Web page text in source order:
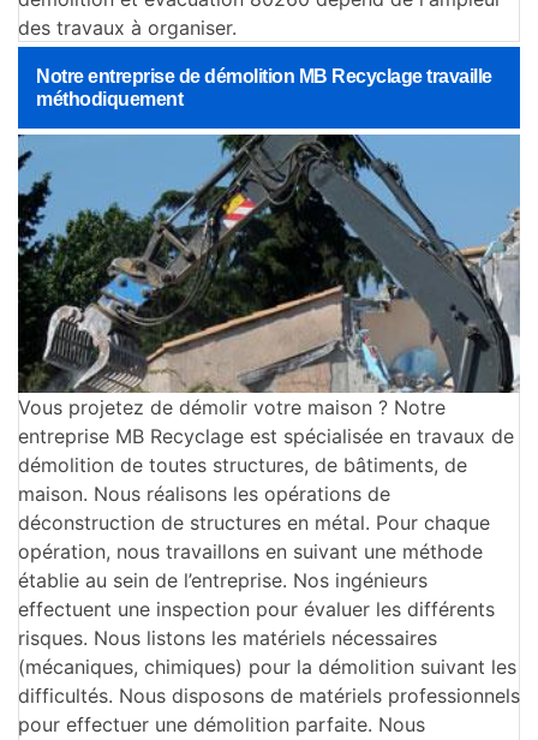
des travaux à organiser.
Notre entreprise de démolition MB Recyclage travaille
méthodiquement
Vous projetez de démolir votre maison ? Notre
entreprise MB Recyclage est spécialisée en travaux de
démolition de toutes structures, de bâtiments, de
maison. Nous réalisons les opérations de
déconstruction de structures en métal. Pour chaque
opération, nous travaillons en suivant une méthode
établie au sein de l’entreprise. Nos ingénieurs
effectuent une inspection pour évaluer les différents
risques. Nous listons les matériels nécessaires
(mécaniques, chimiques) pour la démolition suivant les
difficultés. Nous disposons de matériels professionnels
pour effectuer une démolition parfaite. Nous